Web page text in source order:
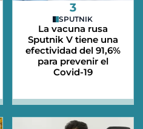
3
SPUTNIK
La vacuna rusa
Sputnik V tiene una
efectividad del 91,6%
para prevenir el
Covid-19